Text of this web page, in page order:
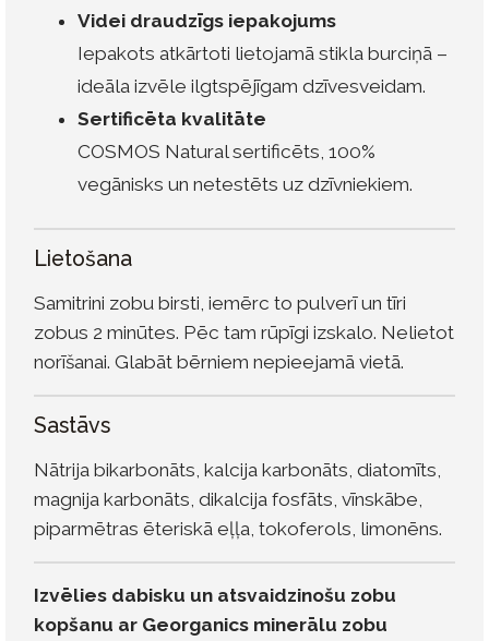
Videi draudzīgs iepakojums
Iepakots atkārtoti lietojamā stikla burciņā –
ideāla izvēle ilgtspējīgam dzīvesveidam.
Sertificēta kvalitāte
COSMOS Natural sertificēts, 100%
vegānisks un netestēts uz dzīvniekiem.
Lietošana
Samitrini zobu birsti, iemērc to pulverī un tīri
zobus 2 minūtes. Pēc tam rūpīgi izskalo. Nelietot
norīšanai. Glabāt bērniem nepieejamā vietā.
Sastāvs
Nātrija bikarbonāts, kalcija karbonāts, diatomīts,
magnija karbonāts, dikalcija fosfāts, vīnskābe,
piparmētras ēteriskā eļļa, tokoferols, limonēns.
Izvēlies dabisku un atsvaidzinošu zobu
kopšanu ar Georganics minerālu zobu